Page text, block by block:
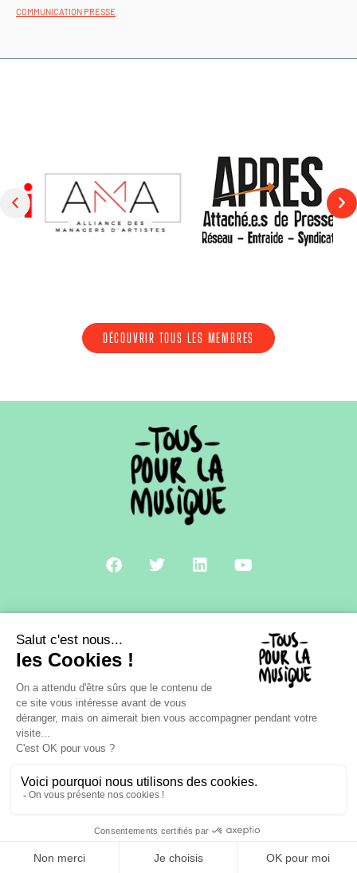
COMMUNICATION PRESSE
DÉCOUVRIR TOUS LES MEMBRES
A PROPOS CONTACT MENTIONS LÉGALES